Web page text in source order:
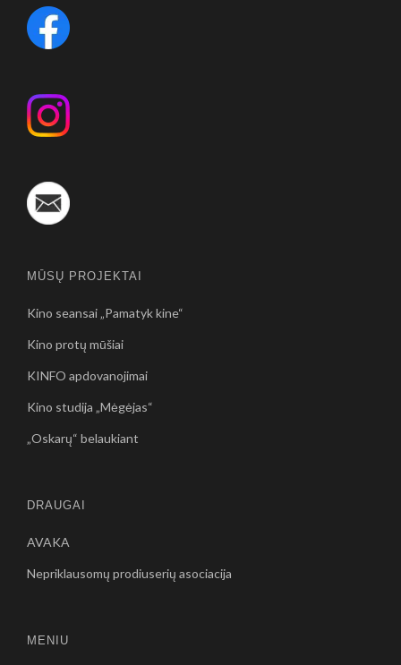
MŪSŲ PROJEKTAI
Kino seansai „Pamatyk kine“
Kino protų mūšiai
KINFO apdovanojimai
Kino studija „Mėgėjas“
„Oskarų“ belaukiant
DRAUGAI
AVAKA
Nepriklausomų prodiuserių asociacija
MENIU